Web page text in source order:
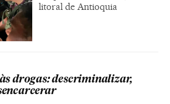
litoral de Antioquia
drogas: descriminalizar,